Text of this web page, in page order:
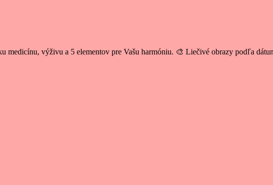
medicínu, výživu a 5 elementov pre Vašu harmóniu. 🎨 Liečivé obrazy podľa